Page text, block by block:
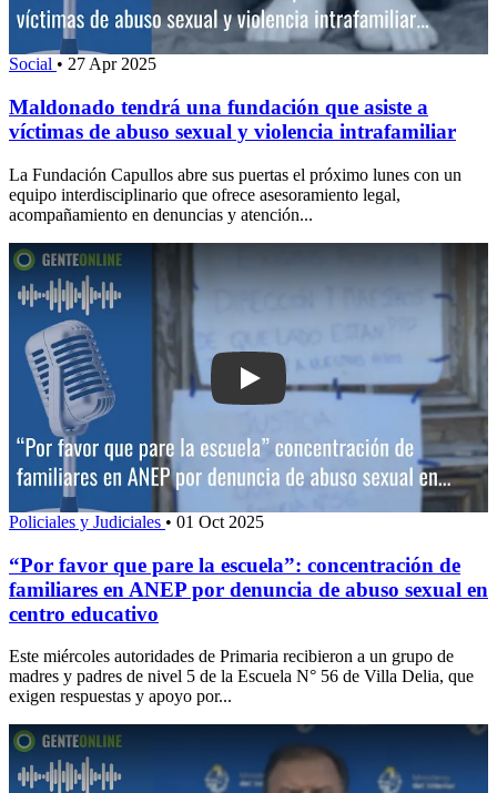
Social • 27 Apr 2025
Maldonado tendrá una fundación que asiste a
víctimas de abuso sexual y violencia intrafamiliar
La Fundación Capullos abre sus puertas el próximo lunes con un
equipo interdisciplinario que ofrece asesoramiento legal,
acompañamiento en denuncias y atención...
Play: “Por favor que pare la escuela”:
Policiales y Judiciales • 01 Oct 2025
“Por favor que pare la escuela”: concentración de
familiares en ANEP por denuncia de abuso sexual en
centro educativo
Este miércoles autoridades de Primaria recibieron a un grupo de
madres y padres de nivel 5 de la Escuela N° 56 de Villa Delia, que
exigen respuestas y apoyo por...